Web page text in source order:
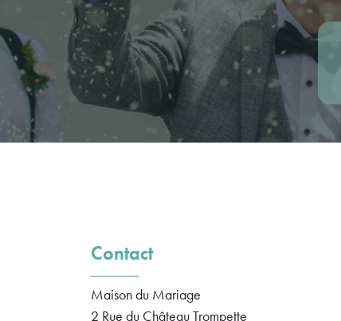
Contact
Maison du Mariage
2 Rue du Château Trompette